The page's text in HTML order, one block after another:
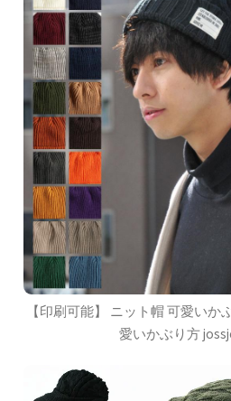
【印刷可能】 ニット帽 可愛いか
愛いかぶり方